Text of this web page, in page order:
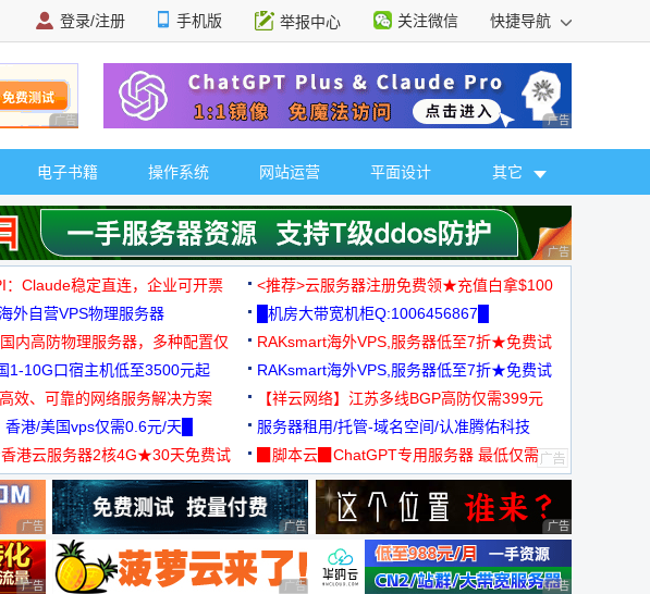
登录/注册 手机版 举报中心 关注微信 快捷导航
广告 商业广告，理性选择 广告 商业广告，理
电子书籍 操作系统 网站运营 平面设计 其它
广告 商业广告，理
：Claude稳定直连，企业可开票
<推荐>云服务器注册免费领★充值白拿$100
外自营VPS物理服务器
█机房大带宽机柜Q:1006456867█
内高防物理服务器，多种配置仅
RAKsmart海外VPS,服务器低至7折★免费试
用★
1-10G口宿主机低至3500元起
RAKsmart海外VPS,服务器低至7折★免费试
用★
效、可靠的网络服务解决方案
【祥云网络】江苏多线BGP高防仅需399元
香港/美国vps仅需0.6元/天█
服务器租用/托管-域名空间/认准腾佑科技
港云服务器2核4G★30天免费试
▉脚本云▉ChatGPT专用服务器 最低仅需
19元/月
广告 商业广告，理性选择 广告 商业广告，理性选择 广告 商业广告，理
广告 商业广告，理性选择 广告 商业广告，理性选择 广告 商业广告，理